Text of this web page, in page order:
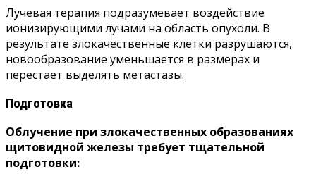
Лучевая терапия подразумевает воздействие
ионизирующими лучами на область опухоли. В
результате злокачественные клетки разрушаются,
новообразование уменьшается в размерах и
перестает выделять метастазы.
Подготовка
Облучение при злокачественных образованиях
щитовидной железы требует тщательной
подготовки: